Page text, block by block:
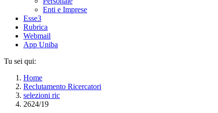
Enti e Imprese
Esse3
Rubrica
Webmail
App Uniba
Tu sei qui:
Home
Reclutamento Ricercatori
selezioni ric
2624/19